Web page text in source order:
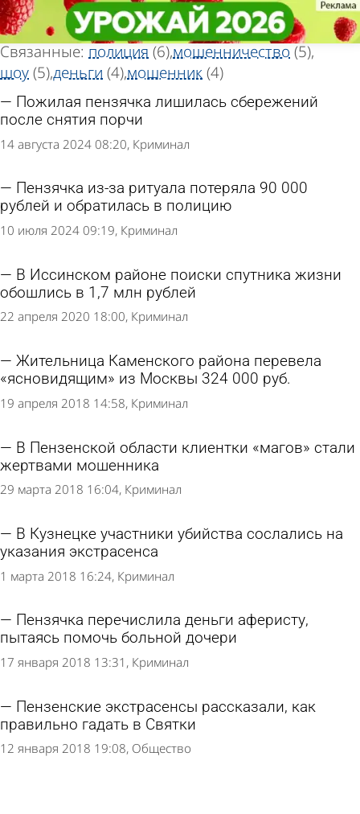
«Экстрасенс»
Тег новостей
Всего найдено 20 новостей
Связанные: полиция (6)мошенничество (5)
шоу(5)деньги (4)мошенник(4)
Пожилая пензячка лишилась сбережений
после снятия порчи
14 августа 2024 08:20 Криминал
Пензячка из-за ритуала потеряла 90 000
рублей и обратилась в полицию
10 июля 2024 09:19 Криминал
В Иссинском районе поиски спутника жизни
обошлись в 1,7 млн рублей
22 апреля 2020 18:00 Криминал
Жительница Каменского района перевела
«ясновидящим» из Москвы 324 000 руб.
19 апреля 2018 14:58 Криминал
В Пензенской области клиентки «магов» стали
жертвами мошенника
29 марта 2018 16:04 Криминал
В Кузнецке участники убийства сослались на
указания экстрасенса
1 марта 2018 16:24 Криминал
Пензячка перечислила деньги аферисту,
пытаясь помочь больной дочери
17 января 2018 13:31 Криминал
Пензенские экстрасенсы рассказали, как
правильно гадать в Святки
12 января 2018 19:08 Общество
«Экстрасенс»
Тег новостей